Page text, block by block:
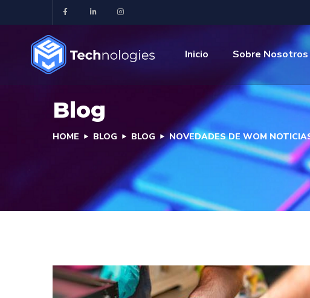
Inicio Sobre Nosotros
Blog
HOME BLOG BLOG NOVEDADES DE WOM